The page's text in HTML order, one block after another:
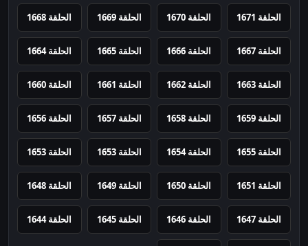
الحلقة 1671 الحلقة 1670 الحلقة 1669 الحلقة 1668
الحلقة 1667 الحلقة 1666 الحلقة 1665 الحلقة 1664
الحلقة 1663 الحلقة 1662 الحلقة 1661 الحلقة 1660
الحلقة 1659 الحلقة 1658 الحلقة 1657 الحلقة 1656
الحلقة 1655 الحلقة 1654 الحلقة 1653 الحلقة 1653
الحلقة 1651 الحلقة 1650 الحلقة 1649 الحلقة 1648
الحلقة 1647 الحلقة 1646 الحلقة 1645 الحلقة 1644